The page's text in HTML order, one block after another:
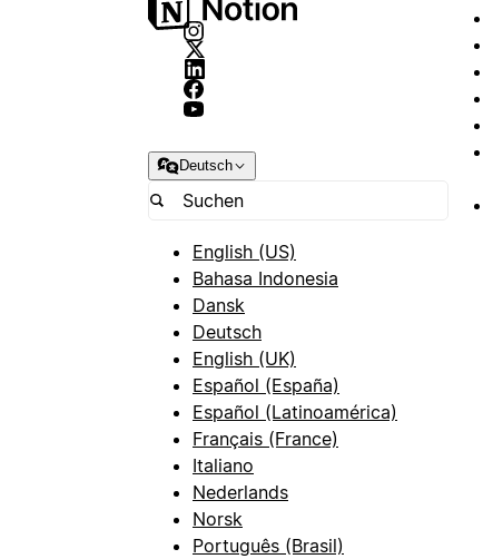
Deutsch
English (US)
Bahasa Indonesia
Dansk
Deutsch
English (UK)
Español (España)
Español (Latinoamérica)
Français (France)
Italiano
Nederlands
Norsk
Português (Brasil)